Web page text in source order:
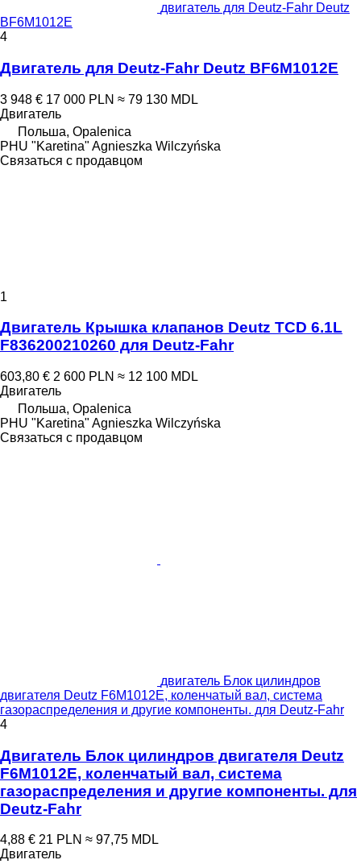
двигатель для Deutz-Fahr Deutz
BF6M1012E
4
Двигатель для Deutz-Fahr Deutz BF6M1012E
3 948 € 17 000 PLN ≈ 79 130 MDL
Двигатель
Польша, Opalenica
PHU "Karetina" Agnieszka Wilczyńska
Связаться с продавцом
1
Двигатель Крышка клапанов Deutz TCD 6.1L
F836200210260 для Deutz-Fahr
603,80 € 2 600 PLN ≈ 12 100 MDL
Двигатель
Польша, Opalenica
PHU "Karetina" Agnieszka Wilczyńska
Связаться с продавцом
двигатель Блок цилиндров
двигателя Deutz F6M1012E, коленчатый вал, система
газораспределения и другие компоненты. для Deutz-Fahr
4
Двигатель Блок цилиндров двигателя Deutz
F6M1012E, коленчатый вал, система
газораспределения и другие компоненты. для
Deutz-Fahr
4,88 € 21 PLN ≈ 97,75 MDL
Двигатель